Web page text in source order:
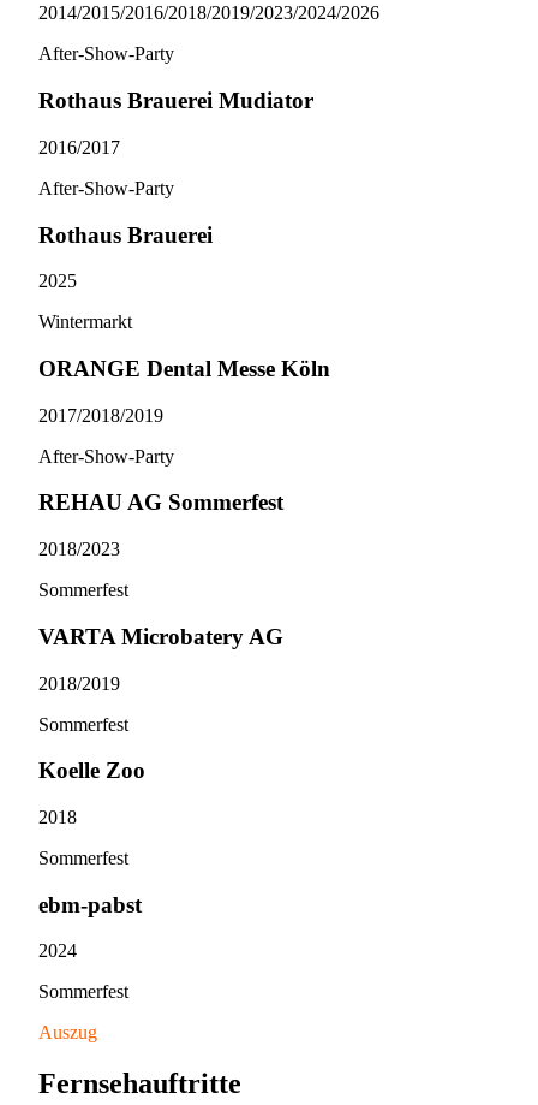
2014/​2015/​2016/​2018/​2019/​2023/​2024/​2026
After-Show-Party
Rothaus Brauerei Mudiator
2016/​2017
After-Show-Party
Rothaus Brauerei
2025
Wintermarkt
ORANGE Dental Messe Köln
2017/​2018/​2019
After-Show-Party
REHAU AG Sommerfest
2018/​2023
Sommerfest
VARTA Microbatery AG
2018/​2019
Sommerfest
Koelle Zoo
2018
Sommerfest
ebm-pabst
2024
Sommerfest
Auszug
Fernsehauftritte